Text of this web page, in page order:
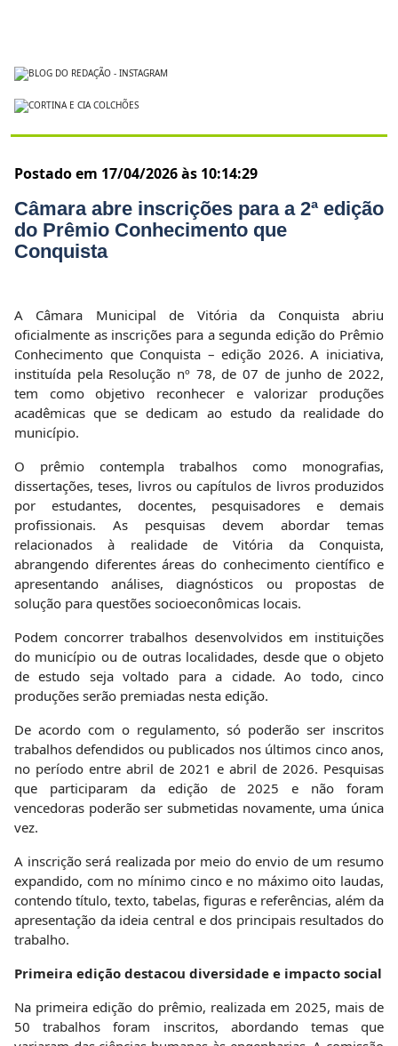
Postado em 17/04/2026 às 10:14:29
Câmara abre inscrições para a 2ª edição
do Prêmio Conhecimento que
Conquista
A Câmara Municipal de Vitória da Conquista abriu
oficialmente as inscrições para a segunda edição do Prêmio
Conhecimento que Conquista – edição 2026. A iniciativa,
instituída pela Resolução nº 78, de 07 de junho de 2022,
tem como objetivo reconhecer e valorizar produções
acadêmicas que se dedicam ao estudo da realidade do
município.
O prêmio contempla trabalhos como monografias,
dissertações, teses, livros ou capítulos de livros produzidos
por estudantes, docentes, pesquisadores e demais
profissionais. As pesquisas devem abordar temas
relacionados à realidade de Vitória da Conquista,
abrangendo diferentes áreas do conhecimento científico e
apresentando análises, diagnósticos ou propostas de
solução para questões socioeconômicas locais.
Podem concorrer trabalhos desenvolvidos em instituições
do município ou de outras localidades, desde que o objeto
de estudo seja voltado para a cidade. Ao todo, cinco
produções serão premiadas nesta edição.
De acordo com o regulamento, só poderão ser inscritos
trabalhos defendidos ou publicados nos últimos cinco anos,
no período entre abril de 2021 e abril de 2026. Pesquisas
que participaram da edição de 2025 e não foram
vencedoras poderão ser submetidas novamente, uma única
vez.
A inscrição será realizada por meio do envio de um resumo
expandido, com no mínimo cinco e no máximo oito laudas,
contendo título, texto, tabelas, figuras e referências, além da
apresentação da ideia central e dos principais resultados do
trabalho.
Primeira edição destacou diversidade e impacto social
Na primeira edição do prêmio, realizada em 2025, mais de
50 trabalhos foram inscritos, abordando temas que